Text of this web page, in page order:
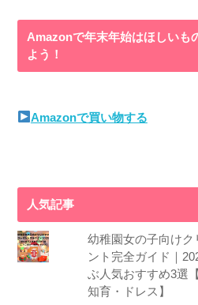
Amazonで年末年始はほしいも
よう！
Amazonで買い物する
人気記事
幼稚園女の子向けク
ント完全ガイド｜
ぶ人気おすすめ3選
知育・ドレス】